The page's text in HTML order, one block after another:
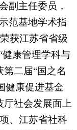
副主任委员，
范基地学术指
获江苏省省级
健康管理学科与
第二届“国之名
健康促进基金
厅社会发展面上
项、江苏省社科